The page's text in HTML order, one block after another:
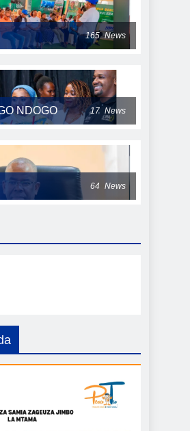
165 News
NDOGO 17 News
64 News